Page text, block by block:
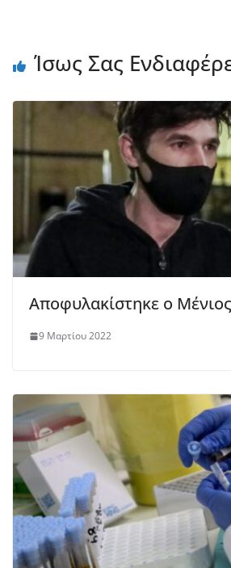
Ίσως Σας
Αποφυλακίστηκε ο
9 Μαρτίου 2022